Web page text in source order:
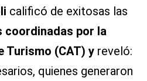
calificó de exitosas las
coordinadas por la
Turismo (CAT) y reveló:
quienes generaron